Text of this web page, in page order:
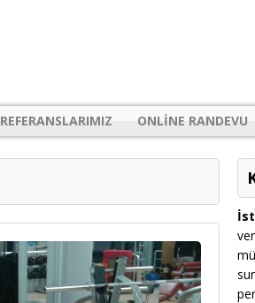
REFERANSLARIMIZ ONLINE RANDEVU